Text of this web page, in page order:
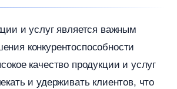
и услуг является важным
конкурентоспособности
качество продукции и услу
и удерживать клиентов, что